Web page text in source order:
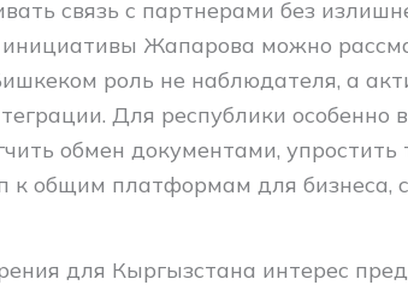
связь с партнерами без
инициативы Жапарова можно
роль не наблюдателя, а
Для республики особенно
обмен документами, упростить
к общим платформам для бизнеса,
для Кыргызстана интерес